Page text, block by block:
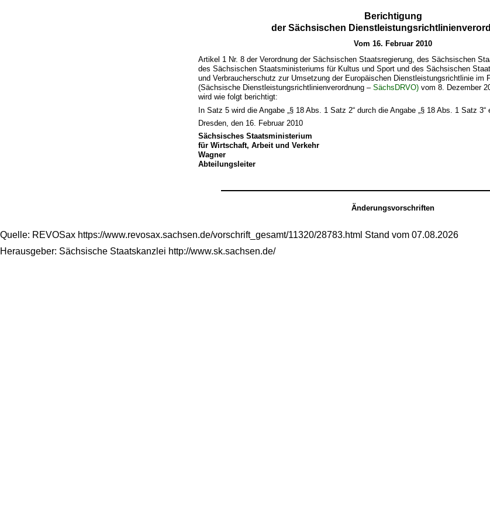
Berichtigung
der Sächsischen
Vom 16. Februar 2010
Artikel 1 Nr. 8 der Verordnung der Sächsischen Staatsregierung, des Sächsischen
des Sächsischen Staatsministeriums für Kultus und Sport und des Sächsischen
und Verbraucherschutz zur Umsetzung der Europäischen Dienstleistungsrichtlinie im
(Sächsische Dienstleistungsrichtlinienverordnung –SächsDRVO) vom 8. Dezember
wird wie folgt berichtigt:
In Satz 5 wird die Angabe „§ 18 Abs. 1 Satz 2“ durch die Angabe „§ 18 Abs. 1 Satz 3“
Dresden, den 16. Februar 2010
Sächsisches Staatsministerium
für Wirtschaft, Arbeit und Verkehr
Wagner
Abteilungsleiter
Änderungsvorschriften
Quelle: REVOSax https://www.revosax.sachsen.de/vorschrift_gesamt/11320/28783.html Stand vom 07.08.2026
Herausgeber: Sächsische Staatskanzlei http://www.sk.sachsen.de/